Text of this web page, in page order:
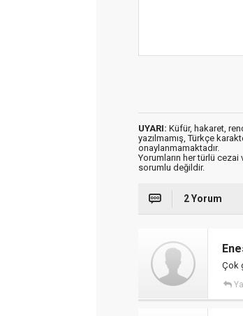
UYARI: Küfür, hakaret,
yazılmamış, Türkçe
onaylanmamaktadır.
Yorumların her türlü
sorumlu değildir.
2 Yorum
Çok